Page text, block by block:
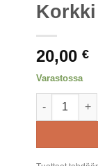
20,00 €
Varastossa
Korkki